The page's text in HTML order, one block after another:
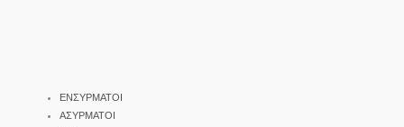
ΕΝΣΥΡΜΑΤΟΙ
ΑΣΥΡΜΑΤΟΙ